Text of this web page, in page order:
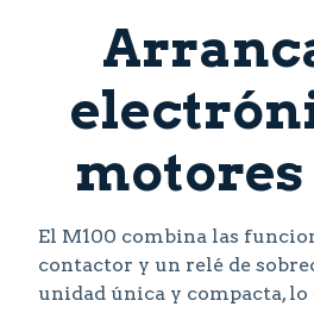
motores
El M100 combina las
contactor y un relé de
unidad única y compacta,